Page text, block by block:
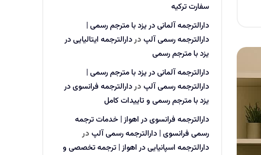
سفارت ترکیه
دارالترجمه آلمانی در یزد با مترجم رسمی |
دارالترجمه رسمی آلپ دردارالترجمه ایتالیایی در
یزد با مترجم رسمی
دارالترجمه آلمانی در یزد با مترجم رسمی |
دارالترجمه رسمی آلپ دردارالترجمه فرانسوی در
یزد با مترجم رسمی و تاییدات کامل
دارالترجمه فرانسوی در اهواز | خدمات ترجمه
رسمی فرانسوی | دارالترجمه رسمی آلپ در
دارالترجمه اسپانیایی در اهواز | ترجمه تخصصی و